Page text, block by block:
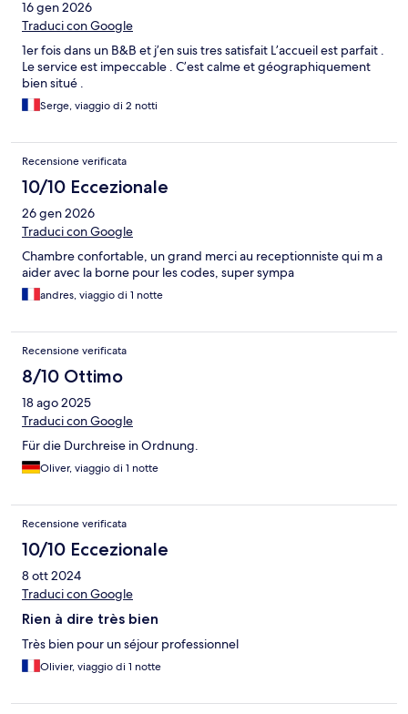
16 gen 2026
Traduci con Google
1er fois dans un B&B et j’en suis tres satisfait L’accueil est parfait .
Le service est impeccable . C’est calme et géographiquement
bien situé .
Serge, viaggio di 2 notti
Recensione verificata
10/10 Eccezionale
26 gen 2026
Traduci con Google
Chambre confortable, un grand merci au receptionniste qui m a
aider avec la borne pour les codes, super sympa
andres, viaggio di 1 notte
Recensione verificata
8/10 Ottimo
18 ago 2025
Traduci con Google
Für die Durchreise in Ordnung.
Oliver, viaggio di 1 notte
Recensione verificata
10/10 Eccezionale
8 ott 2024
Traduci con Google
Rien à dire très bien
Très bien pour un séjour professionnel
Olivier, viaggio di 1 notte